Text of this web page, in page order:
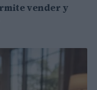
vender y